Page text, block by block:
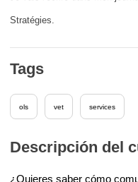
Descripción del
¿Quieres saber cómo
Stratégies.
Tags
ols vet services